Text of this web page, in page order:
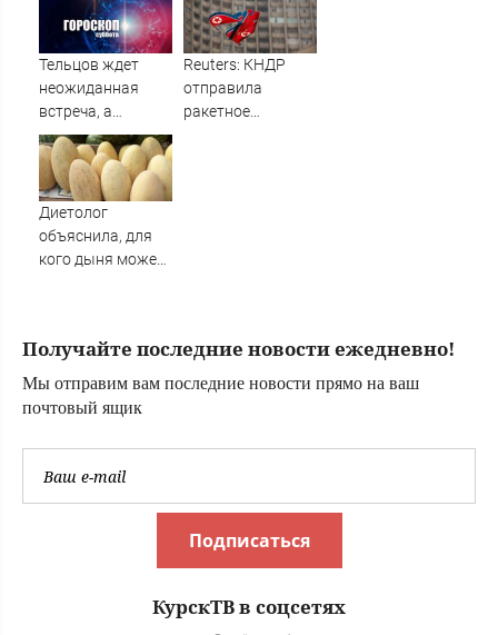
на СВО
Тельцов ждет
неожиданная
встреча, а
Стрельцов –
начало новых
отношений:
гороскоп на
субботу, 8 августа
Reuters: КНДР
отправила
ракетное
Диетолог
объяснила, для
кого дыня может
Получайте последние новости ежедневно!
Мы отправим вам последние новости прямо на ваш
почтовый ящик
Подписаться
КурскТВ в соцсетях